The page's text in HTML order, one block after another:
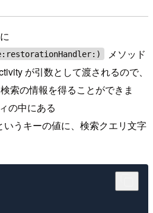
メソッド
が引数として渡されるので、
索の情報を得ることができま
の中にある
いうキーの値に、検索クエリ文字